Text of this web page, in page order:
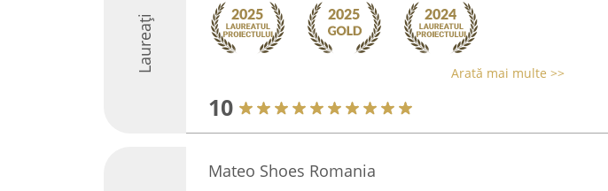
Laureați Arată mai multe >>
10
Mateo Shoes Romania